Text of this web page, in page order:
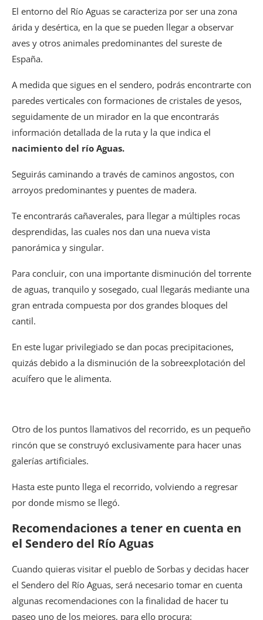
El entorno del Río Aguas se caracteriza por ser una zona
árida y desértica, en la que se pueden llegar a observar
aves y otros animales predominantes del sureste de
España.
A medida que sigues en el sendero, podrás encontrarte con
paredes verticales con formaciones de cristales de yesos,
seguidamente de un mirador en la que encontrarás
información detallada de la ruta y la que indica el
nacimiento del río Aguas.
Seguirás caminando a través de caminos angostos, con
arroyos predominantes y puentes de madera.
Te encontrarás cañaverales, para llegar a múltiples rocas
desprendidas, las cuales nos dan una nueva vista
panorámica y singular.
Para concluir, con una importante disminución del torrente
de aguas, tranquilo y sosegado, cual llegarás mediante una
gran entrada compuesta por dos grandes bloques del
cantil.
En este lugar privilegiado se dan pocas precipitaciones,
quizás debido a la disminución de la sobreexplotación del
acuífero que le alimenta.
Otro de los puntos llamativos del recorrido, es un pequeño
rincón que se construyó exclusivamente para hacer unas
galerías artificiales.
Hasta este punto llega el recorrido, volviendo a regresar
por donde mismo se llegó.
Recomendaciones a tener en cuenta en
el Sendero del Río Aguas
Cuando quieras visitar el pueblo de Sorbas y decidas hacer
el Sendero del Río Aguas, será necesario tomar en cuenta
algunas recomendaciones con la finalidad de hacer tu
paseo uno de los mejores, para ello procura: